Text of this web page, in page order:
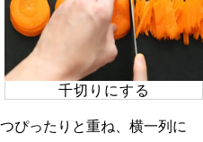
千切りにする